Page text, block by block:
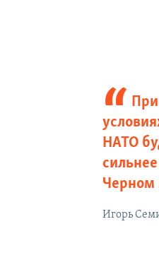
НАТО
Черном
Игорь